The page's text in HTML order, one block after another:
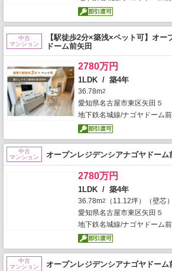
中古
マンション
【駅徒歩2分×築浅×ペット可】オ
ドーム前矢田
2780万円
1LDK / 築4年
36.78m2
愛知県名古屋市東区矢田５
地下鉄名城線/ナゴヤドーム
中古
マンション
オープンレジデンシアナゴヤドーム
2780万円
1LDK / 築4年
36.78m2
（11.12坪）（壁芯）
愛知県名古屋市東区矢田５
地下鉄名城線/ナゴヤドーム
中古
マンション
オープンレジデンシアナゴヤドーム